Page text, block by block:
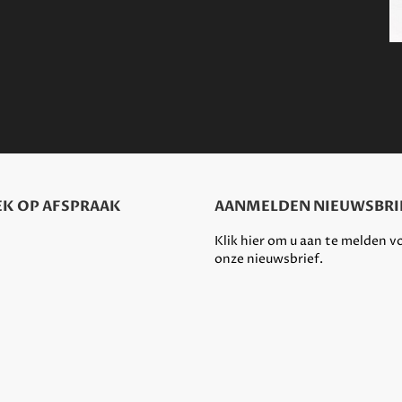
OP AFSPRAAK AANMELDEN
Klik hier om u aan te melden
onze nieuwsbrief.